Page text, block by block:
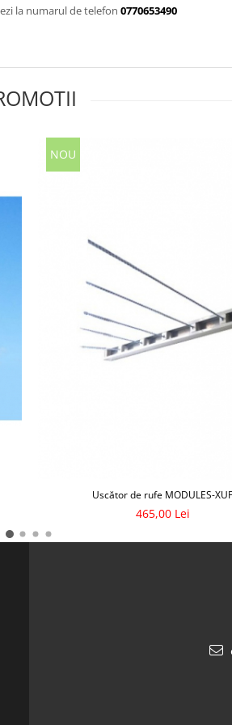
la numarul de telefon 0770653490
NOU
Uscător de rufe MODULES-
465,00 Lei